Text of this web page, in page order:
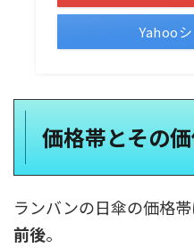
Yahoo
価格帯とその
ランバンの日傘の価格
前後。